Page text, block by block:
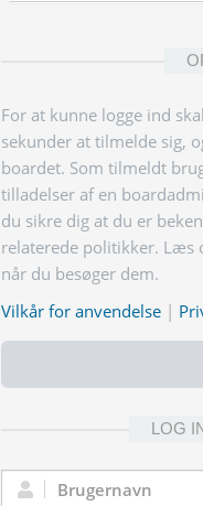
For at kunne logge ind
sekunder at tilmelde sig,
boardet. Som tilmeldt
tilladelser af en
du sikre dig at du er
relaterede politikker. Læs
når du besøger dem.
Vilkår for anvendelse |
LOG
Brugernavn: